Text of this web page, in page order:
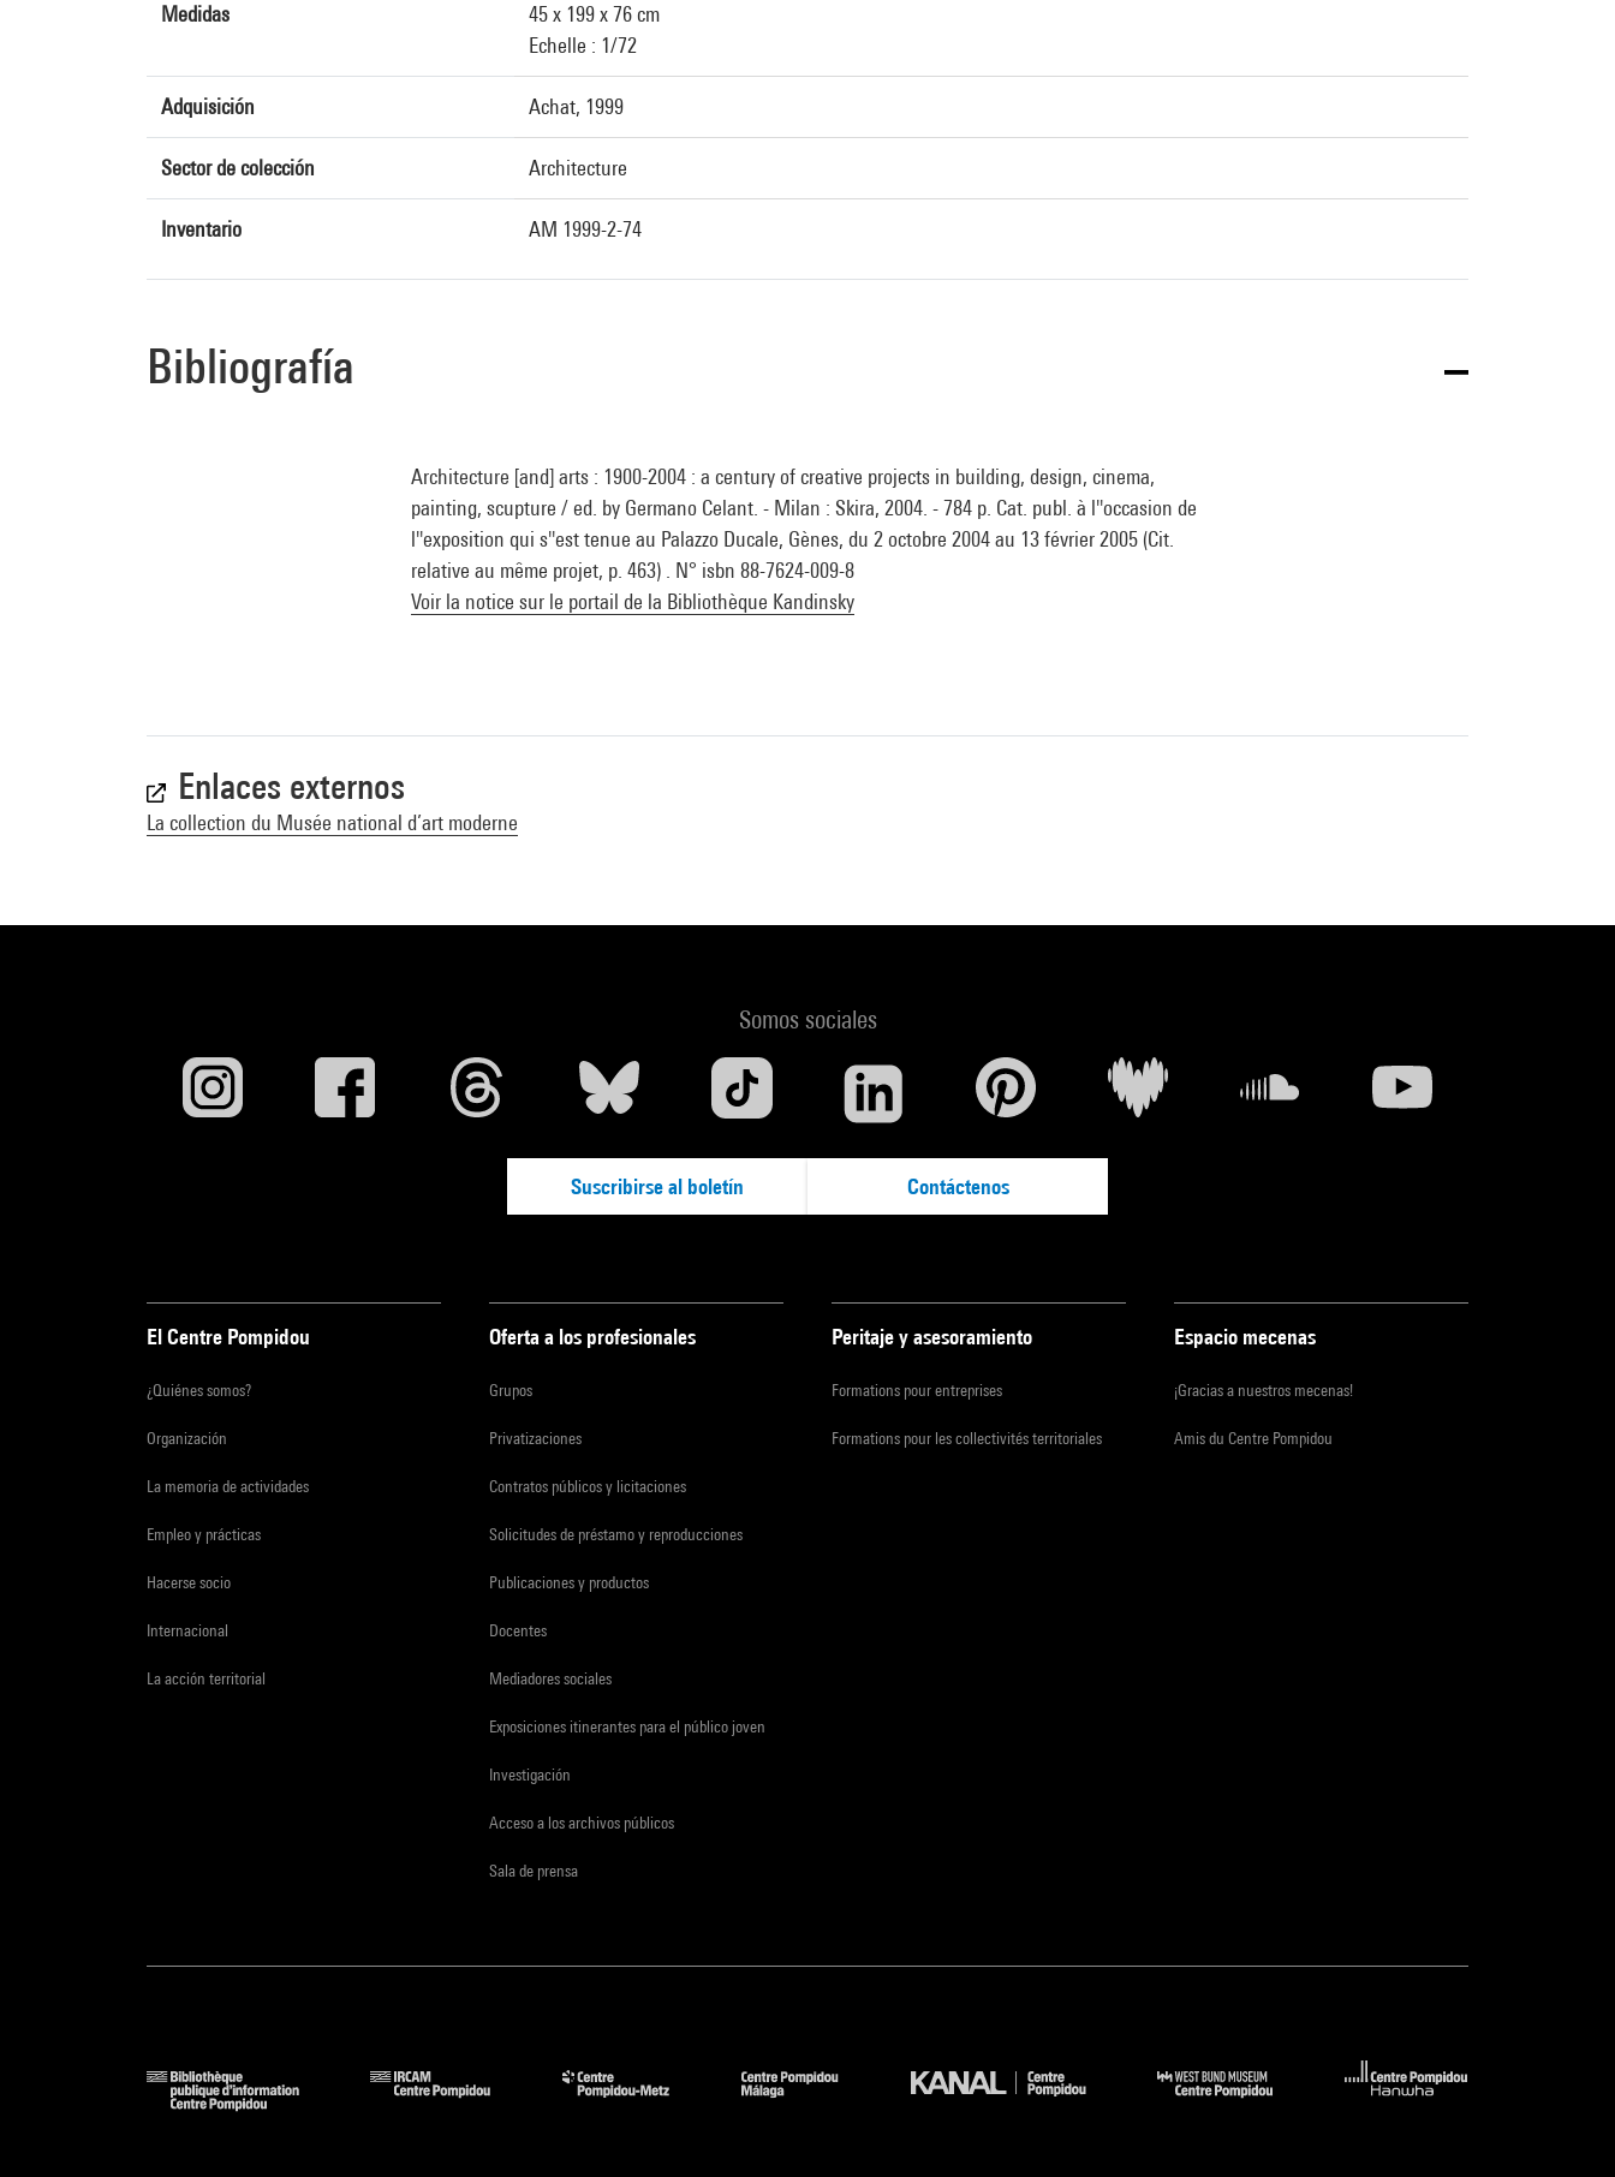
Medidas
45 x 199 x 76 cm
Echelle : 1/72
Adquisición Achat, 1999
Sector de colección Architecture
Inventario AM 1999-2-74
Bibliografía
Architecture [and] arts : 1900-2004 : a century of creative projects in building, design, cinema,
painting, scupture / ed. by Germano Celant. - Milan : Skira, 2004. - 784 p. Cat. publ. à l''occasion de
l''exposition qui s''est tenue au Palazzo Ducale, Gènes, du 2 octobre 2004 au 13 février 2005 (Cit.
relative au même projet, p. 463) . N° isbn 88-7624-009-8
Voir la notice sur le portail de la Bibliothèque Kandinsky
Enlaces externos
La collection du Musée national d’art moderne
Somos sociales
Suscribirse al boletín Contáctenos
El Centre Pompidou
¿Quiénes somos?
Organización
La memoria de actividades
Empleo y prácticas
Hacerse socio
Internacional
La acción territorial
Oferta a los profesionales
Grupos
Privatizaciones
Contratos públicos y licitaciones
Solicitudes de préstamo y reproducciones
Publicaciones y productos
Docentes
Mediadores sociales
Exposiciones itinerantes para el público joven
Investigación
Acceso a los archivos públicos
Sala de prensa
Peritaje y asesoramiento
Formations pour entreprises
Formations pour les collectivités territoriales
Espacio mecenas
¡Gracias a nuestros mecenas!
Amis du Centre Pompidou